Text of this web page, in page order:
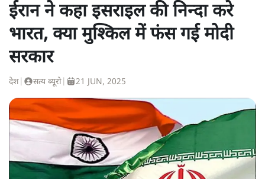
ईरान ने कहा इसराइल की निन्दा करे
भारत, क्या मुश्किल में फंस गई मोदी
सरकार
देश सत्य ब्यूरो 21 JUN, 2025